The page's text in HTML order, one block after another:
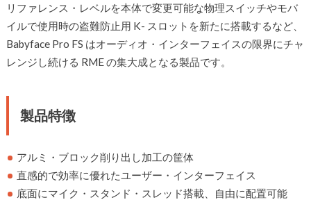
リファレンス・レベルを本体で変更可能な物理スイッチやモバ
イルで使用時の盗難防止用 K- スロットを新たに搭載するなど、
Babyface Pro FS はオーディオ・インターフェイスの限界にチャ
レンジし続ける RME の集大成となる製品です。
製品特徴
アルミ・ブロック削り出し加工の筐体
直感的で効率に優れたユーザー・インターフェイス
底面にマイク・スタンド・スレッド搭載、自由に配置可能